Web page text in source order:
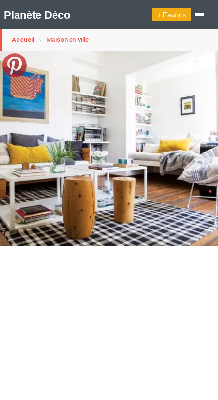
Planète Déco + Favoris
🛍︎ Shop Planète Déco
Appartement Design Cabanes
Decoration Noël
Design Suédois En Quelques Photos
Idées Déco En 10 Photos
La Semaine Décoration Et Design
Maison En Ville
Méli-Mélo Suédois
Publi Reportage
Tendance
Interieurs Scandinaves
La Décoration Selon Votre Signe Astrologique
Les Trouvailles Déco Du Jour
Loft
Maison Appartement Écologique
Maison Container/container House
Maison D'hôtes
Maison Et Appartement Vintage
On Décode La Déco
Petite Surface
Piscine Question De Style
Renovation
Revue De Week End
Tiny House
Accueil › Maison en ville